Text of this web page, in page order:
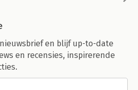
en blijf up-to-date
en recensies, inspirerende